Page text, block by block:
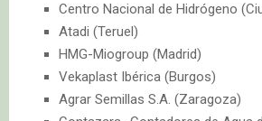
Centro Nacional de Hidrógeno
Atadi (Teruel)
HMG-Miogroup (Madrid)
Vekaplast Ibérica (Burgos)
Agrar Semillas S.A. (Zaragoza)